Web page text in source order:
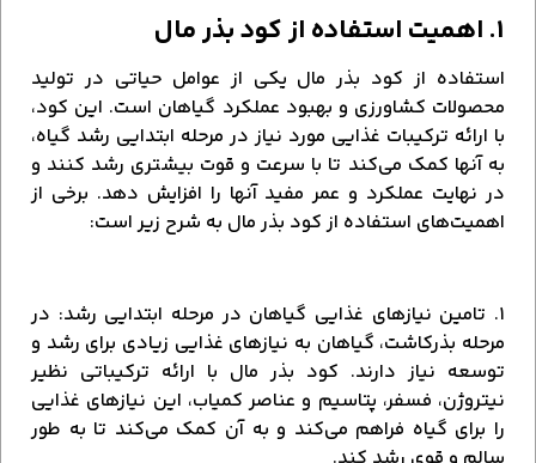
۱. اهمیت استفاده از کود بذر مال
استفاده از کود بذر مال یکی از عوامل حیاتی در تولید
محصولات کشاورزی و بهبود عملکرد گیاهان است. این کود،
با ارائه ترکیبات غذایی مورد نیاز در مرحله ابتدایی رشد گیاه،
به آنها کمک می‌کند تا با سرعت و قوت بیشتری رشد کنند و
در نهایت عملکرد و عمر مفید آنها را افزایش دهد. برخی از
اهمیت‌های استفاده از کود بذر مال به شرح زیر است:
۱. تامین نیازهای غذایی گیاهان در مرحله ابتدایی رشد: در
مرحله بذرکاشت، گیاهان به نیازهای غذایی زیادی برای رشد و
توسعه نیاز دارند. کود بذر مال با ارائه ترکیباتی نظیر
نیتروژن، فسفر، پتاسیم و عناصر کمیاب، این نیازهای غذایی
را برای گیاه فراهم می‌کند و به آن کمک می‌کند تا به طور